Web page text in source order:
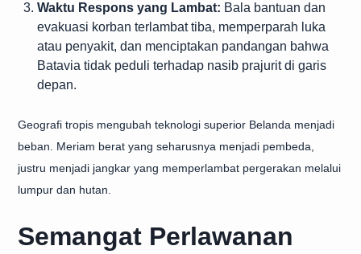
Waktu Respons yang Lambat: Bala bantuan dan
evakuasi korban terlambat tiba, memperparah luka
atau penyakit, dan menciptakan pandangan bahwa
Batavia tidak peduli terhadap nasib prajurit di garis
depan.
Geografi tropis mengubah teknologi superior Belanda menjadi
beban. Meriam berat yang seharusnya menjadi pembeda,
justru menjadi jangkar yang memperlambat pergerakan melalui
lumpur dan hutan.
Semangat Perlawanan